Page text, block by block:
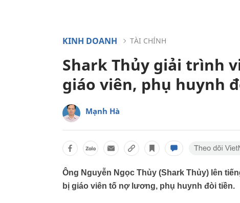
KINH DOANH TÀI CHÍNH
Shark Thủy giải trình
giáo viên, phụ huynh
Mạnh Hà
Ông Nguyễn Ngọc Thủy (Shark Thủy) lên
bị giáo viên tố nợ lương, phụ huynh đòi tiền.